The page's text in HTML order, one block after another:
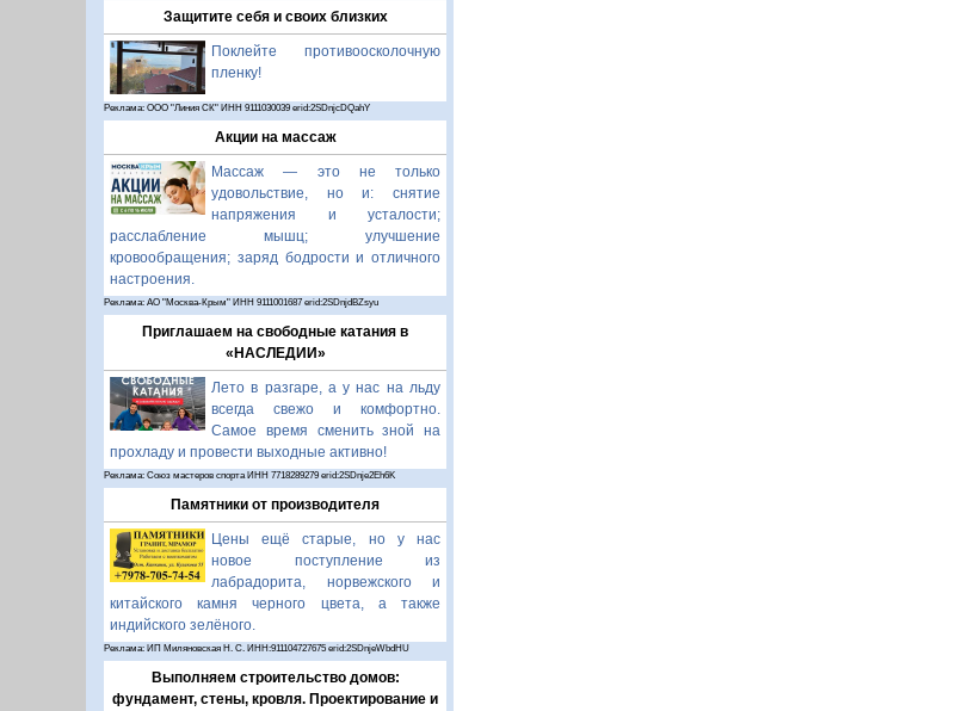
Защитите себя и своих близких
Поклейте противоосколочную
пленку!
Реклама: ООО "Линия СК" ИНН 9111030039 erid:2SDnjcDQahY
Акции на массаж
Массаж — это не только
удовольствие, но и: снятие
напряжения и усталости;
расслабление мышц; улучшение
кровообращения; заряд бодрости и отличного
настроения.
Реклама: АО "Москва-Крым" ИНН 9111001687 erid:2SDnjdBZsyu
Приглашаем на свободные катания в
«НАСЛЕДИИ»
Лето в разгаре, а у нас на льду
всегда свежо и комфортно.
Самое время сменить зной на
прохладу и провести выходные активно!
Реклама: Союз мастеров спорта ИНН 7718289279 erid:2SDnje2Eh6K
Памятники от производителя
Цены ещё старые, но у нас
новое поступление из
лабрадорита, норвежского и
китайского камня черного цвета, а также
индийского зелёного.
Реклама: ИП Миляновская Н. С. ИНН:911104727675 erid:2SDnjeWbdHU
Выполняем строительство домов:
фундамент, стены, кровля. Проектирование и